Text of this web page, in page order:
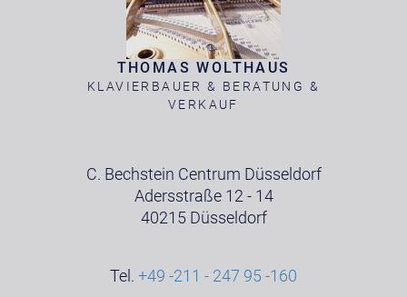
THOMAS WOLTHAUS
KLAVIERBAUER & BERATUNG &
VERKAUF
C. Bechstein Centrum Düsseldorf
Adersstraße 12 - 14
40215 Düsseldorf
Tel. +49 -211 - 247 95 -160